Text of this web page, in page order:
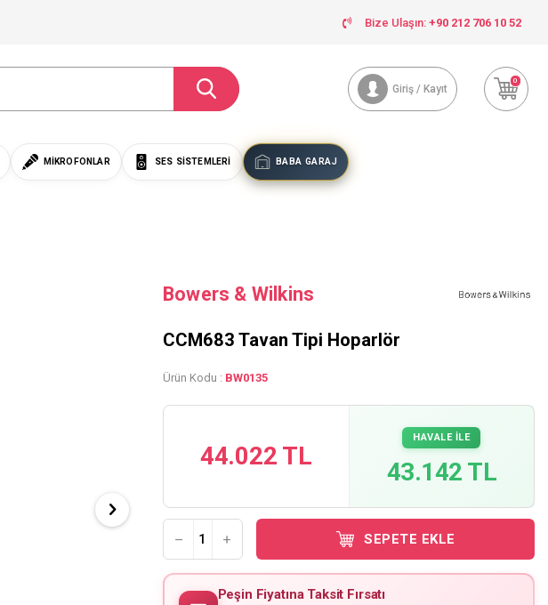
Bize Ulaşın: +90 212 706 10 52
Giriş / Kayıt
0
MIKROFONLAR SES SISTEMLERI BABA GARAJ
Bowers & Wilkins
CCM683 Tavan Tipi Hoparlör
Ürün Kodu : BW0135
44.022 TL
HAVALE İLE
43.142 TL
SEPETE EKLE
Peşin Fiyatına Taksit Fırsatı